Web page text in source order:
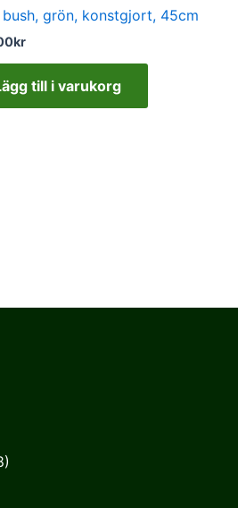
bush, grön, konstgjort, 45cm
kr
till i varukorg